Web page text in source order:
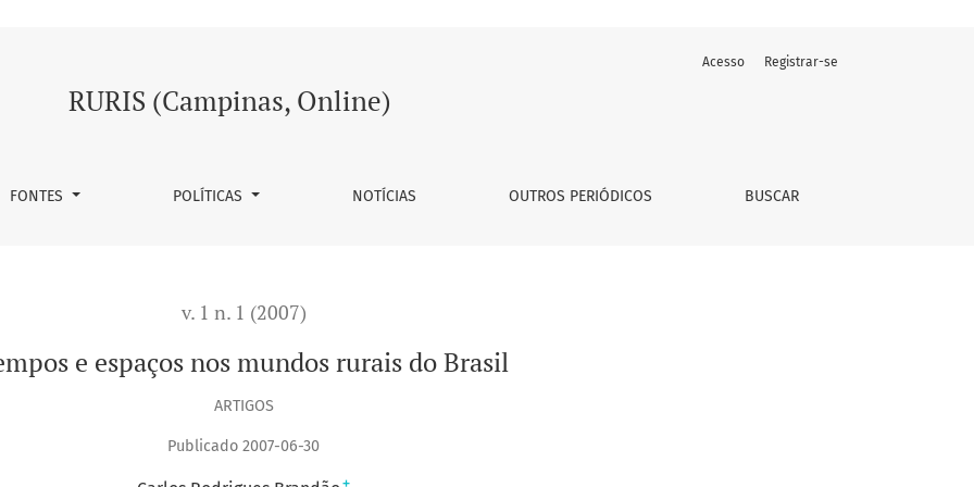
RURIS (Campinas, Online)
FONTES POLÍTICAS NOTÍCIAS OUTROS PERIÓDICOS BUSCAR
Acesso Registrar-se
v. 1 n. 1 (2007)
e espaços nos mundos rurais do Brasil
ARTIGOS
Publicado 2007-06-30
+